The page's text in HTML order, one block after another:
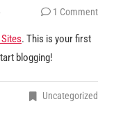
1 Comment
. This is your first
blogging!
Uncategorized